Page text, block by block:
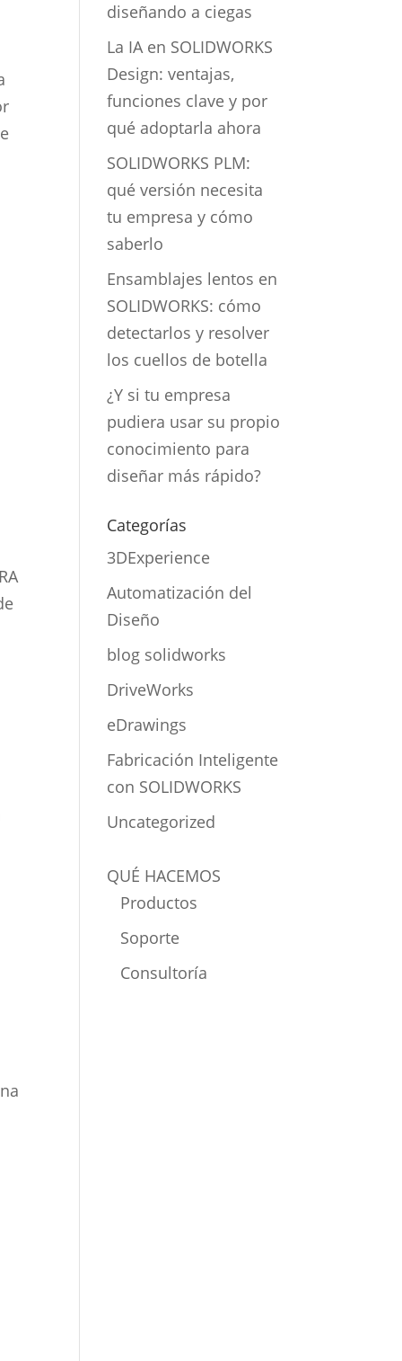
diseñando a ciegas
La IA en SOLIDWORKS
Design: ventajas,
funciones clave y por
qué adoptarla ahora
SOLIDWORKS PLM:
qué versión necesita
tu empresa y cómo
saberlo
Ensamblajes lentos en
SOLIDWORKS: cómo
detectarlos y resolver
los cuellos de botella
¿Y si tu empresa
pudiera usar su propio
conocimiento para
diseñar más rápido?
Categorías
3DExperience
Automatización del
Diseño
blog solidworks
DriveWorks
eDrawings
Fabricación Inteligente
con SOLIDWORKS
Uncategorized
QUÉ HACEMOS
Productos
Soporte
Consultoría